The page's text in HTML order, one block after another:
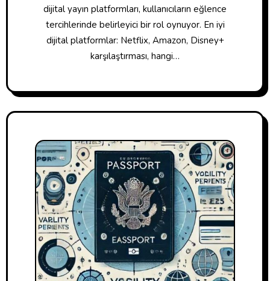
dijital yayın platformları, kullanıcıların eğlence
tercihlerinde belirleyici bir rol oynuyor. En iyi
dijital platformlar: Netflix, Amazon, Disney+
karşılaştırması, hangi…